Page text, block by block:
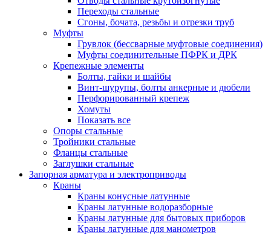
Переходы стальные
Сгоны, бочата, резьбы и отрезки труб
Муфты
Грувлок (бессварные муфтовые соединения)
Муфты соединительные ПФРК и ДРК
Крепежные элементы
Болты, гайки и шайбы
Винт-шурупы, болты анкерные и дюбели
Перфорированный крепеж
Хомуты
Показать все
Опоры стальные
Тройники стальные
Фланцы стальные
Заглушки стальные
Запорная арматура и электроприводы
Краны
Краны конусные латунные
Краны латунные водоразборные
Краны латунные для бытовых приборов
Краны латунные для манометров